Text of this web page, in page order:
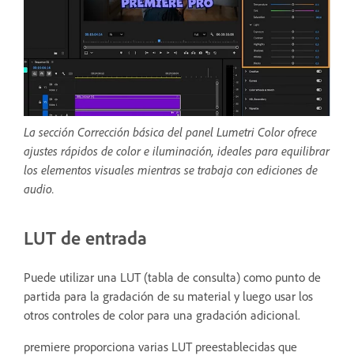
La sección Corrección básica del panel Lumetri Color ofrece
ajustes rápidos de color e iluminación, ideales para equilibrar
los elementos visuales mientras se trabaja con ediciones de
audio.
LUT de entrada
Puede utilizar una LUT (tabla de consulta) como punto de
partida para la gradación de su material y luego usar los
otros controles de color para una gradación adicional.
premiere proporciona varias LUT preestablecidas que